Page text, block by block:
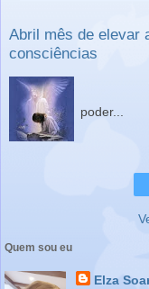
Abril mês de elevar
consciências
Abril
poder...
Quem sou eu
Elza